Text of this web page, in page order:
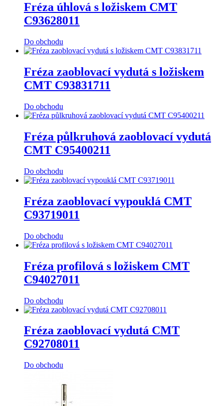
Fréza úhlová s ložiskem CMT
C93628011
Do obchodu
Fréza zaoblovací vydutá s ložiskem
CMT C93831711
Do obchodu
Fréza půlkruhová zaoblovací vydutá
CMT C95400211
Do obchodu
Fréza zaoblovací vypouklá CMT
C93719011
Do obchodu
Fréza profilová s ložiskem CMT
C94027011
Do obchodu
Fréza zaoblovací vydutá CMT
C92708011
Do obchodu